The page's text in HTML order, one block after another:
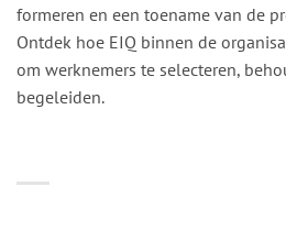
formeren en een toename van de
Ontdek hoe EIQ binnen de
om werknemers te selecteren,
begeleiden.